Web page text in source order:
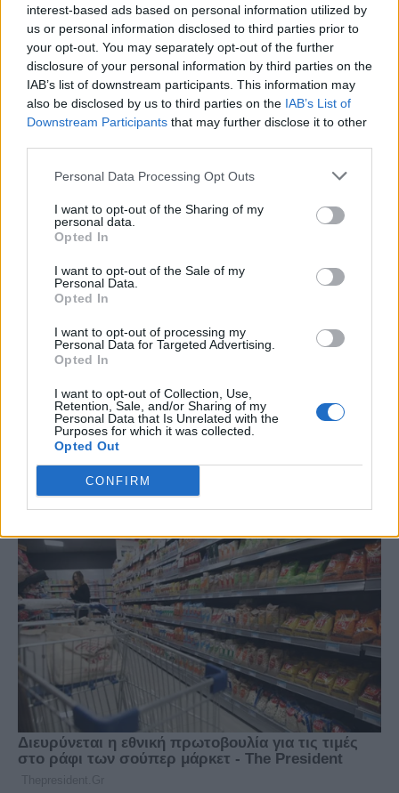
interest-based ads based on personal information utilized by
us or personal information disclosed to third parties prior to
your opt-out. You may separately opt-out of the further
disclosure of your personal information by third parties on the
IAB’s list of downstream participants. This information may
also be disclosed by us to third parties on the IAB’s List of
Downstream Participants that may further disclose it to other
Personal Data Processing Opt Outs
I want to opt-out of the Sharing of my
personal data.
Opted In
I want to opt-out of the Sale of my
Personal Data.
Opted In
I want to opt-out of processing my
Personal Data for Targeted Advertising.
Opted In
I want to opt-out of Collection, Use,
Retention, Sale, and/or Sharing of my
Personal Data that Is Unrelated with the
Purposes for which it was collected.
Opted Out
CONFIRM